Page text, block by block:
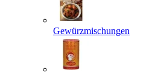
Gewürzmischungen